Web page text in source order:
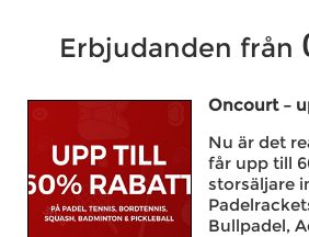
Erbjudanden från
Oncourt –
Nu är det
får upp till
storsäljare
Bullpadel,